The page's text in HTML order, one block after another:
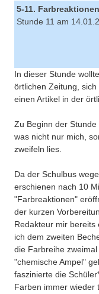
5-11. Farbreaktionen
Stunde 11 am
In dieser Stunde
örtlichen Zeitung,
einen Artikel in der
Zu Beginn der
was nicht nur mich,
zweifeln lies.
Da der Schulbus
erschienen nach 10
"Farbreaktionen"
der kurzen
Redakteur mir
ich dem zweiten
die Farbreihe
"chemische Ampel"
faszinierte die
Farben immer wieder